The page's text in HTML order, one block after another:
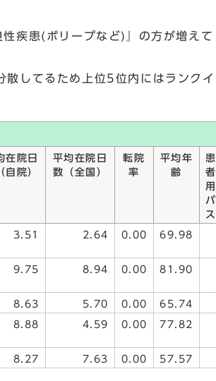
疾患(ポリープなど)』の方が増えて
散してるため上位5位内にはランクイ
在院日
自院）
平均在院日
数（全国）
転院
率
平均年
齢
患
者
用
パ
ス
3.51 2.64 0.00 69.98
9.75 8.94 0.00 81.90
8.63 5.70 0.00 65.74
8.88 4.59 0.00 77.82
8.27 7.63 0.00 57.57